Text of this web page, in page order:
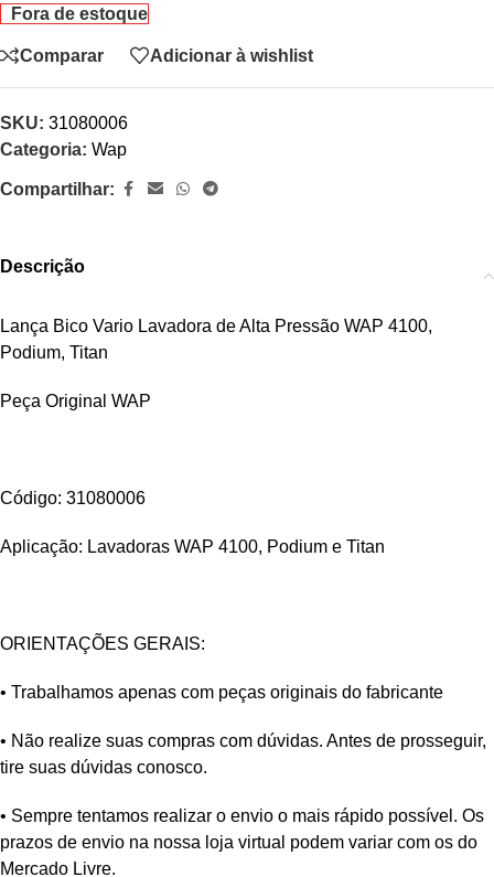
Fora de estoque
Comparar Adicionar à wishlist
SKU: 31080006
Categoria: Wap
Compartilhar:
Descrição
Lança Bico Vario Lavadora de Alta Pressão WAP 4100,
Podium, Titan
Peça Original WAP
Código: 31080006
Aplicação: Lavadoras WAP 4100, Podium e Titan
ORIENTAÇÕES GERAIS:
• Trabalhamos apenas com peças originais do fabricante
• Não realize suas compras com dúvidas. Antes de prosseguir,
tire suas dúvidas conosco.
• Sempre tentamos realizar o envio o mais rápido possível. Os
prazos de envio na nossa loja virtual podem variar com os do
Mercado Livre.